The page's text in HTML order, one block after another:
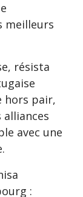
meilleurs
résista
hors pair,
avec une
: